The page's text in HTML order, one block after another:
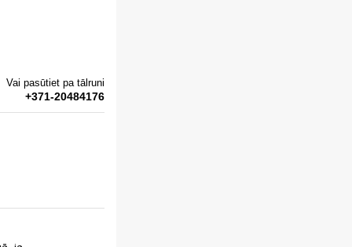
Vai pasūtiet pa tālruni
+371-20484176